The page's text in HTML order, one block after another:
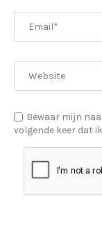
Bewaar mijn
volgende keer dat